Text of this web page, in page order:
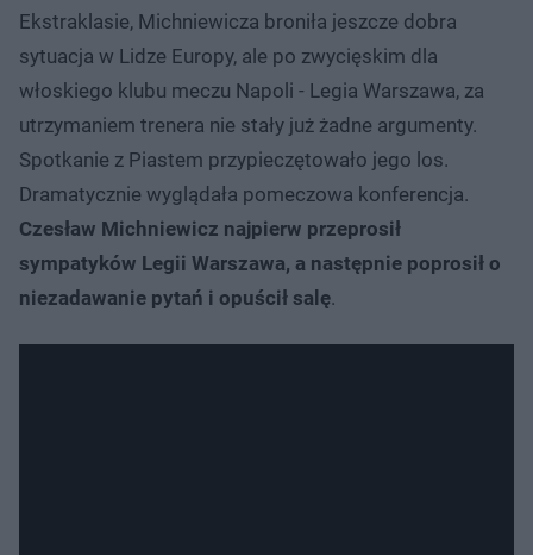
Ekstraklasie, Michniewicza broniła jeszcze dobra
sytuacja w Lidze Europy, ale po zwycięskim dla
włoskiego klubu meczu Napoli - Legia Warszawa, za
utrzymaniem trenera nie stały już żadne argumenty.
Spotkanie z Piastem przypieczętowało jego los.
Dramatycznie wyglądała pomeczowa konferencja.
Czesław Michniewicz najpierw przeprosił
sympatyków Legii Warszawa, a następnie poprosił o
niezadawanie pytań i opuścił salę.